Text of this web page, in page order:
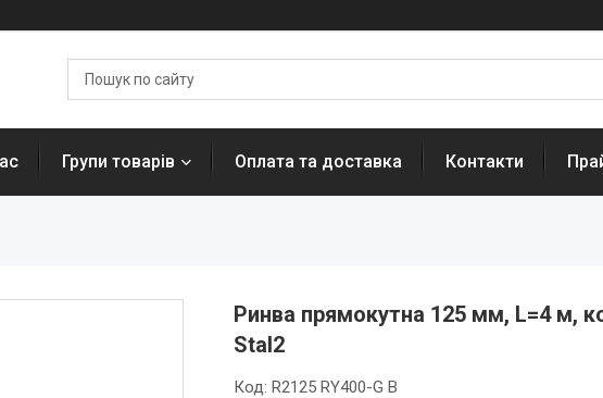
Групи товарів Оплата та доставка Контакти
Ринва прямокутна 125 мм, L=4 м,
Stal2
Код: R2125 RY400-G B